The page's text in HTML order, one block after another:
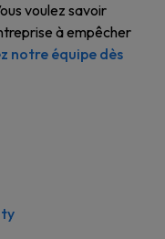
voulez savoir
à empêcher
notre équipe dès